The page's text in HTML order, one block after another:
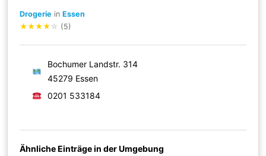
Drogerie inEssen
★★★★ ☆ (5)
Bochumer Landstr. 314
45279 Essen
0201 533184
Ähnliche Einträge in der Umgebung